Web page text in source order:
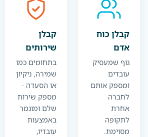
קבלן כוח
אדם
גוף שמעסיק
עובדים
ומספק אותם
לחברה
אחרת
לתקופה
מסוימת.
קבלן
שירותים
בתחומים כמו
שמירה, ניקיון
או הסעדה ·
מספק שירות
שלם ומוגמר
באמצעות
עובדיו,